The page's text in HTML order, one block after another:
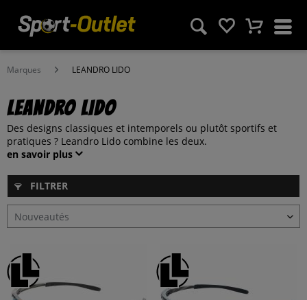
Marques LEANDRO LIDO
LEANDRO LIDO
Des designs classiques et intemporels ou plutôt sportifs et
pratiques ? Leandro Lido combine les deux.
en savoir plus
FILTRER